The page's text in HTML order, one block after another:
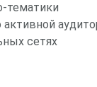
тематики
сетях